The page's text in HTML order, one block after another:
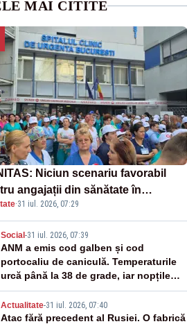
MAI CITITE
Niciun scenariu favorabil
angajații din sănătate în
Legii salarizării
·31 iul. 2026, 07:29
Social -31 iul. 2026, 07:39
ANM a emis cod galben și cod
portocaliu de caniculă. Temperaturile
urcă până la 38 de grade, iar nopțile
devin tropicale
Actualitate-31 iul. 2026, 07:40
Atac fără precedent al Rusiei. O fabrică